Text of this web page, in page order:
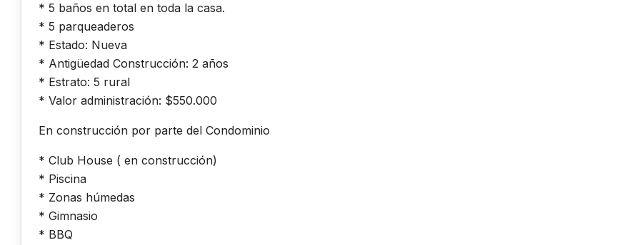
* 5 baños en total en toda la casa.
* 5 parqueaderos
* Estado: Nueva
* Antigüedad Construcción: 2 años
* Estrato: 5 rural
* Valor administración: $550.000
En construcción por parte del Condominio
* Club House ( en construcción)
* Piscina
* Zonas húmedas
* Gimnasio
* BBQ